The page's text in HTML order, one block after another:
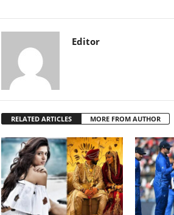
Editor
RELATED ARTICLES MORE FROM AUTHOR